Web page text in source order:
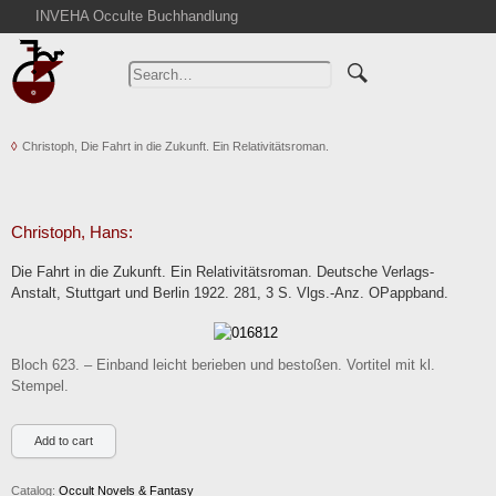
INVEHA Occulte Buchhandlung
Home
Advanced Search
Cart
Contact
Privacy Policy
Christoph, Die Fahrt in die Zukunft. Ein Relativitätsroman.
Christoph, Hans:
Die Fahrt in die Zukunft. Ein Relativitätsroman. Deutsche Verlags-
Anstalt, Stuttgart und Berlin 1922. 281, 3 S. Vlgs.-Anz. OPappband.
Bloch 623. – Einband leicht berieben und bestoßen. Vortitel mit kl.
Stempel.
Catalog: Occult Novels & Fantasy